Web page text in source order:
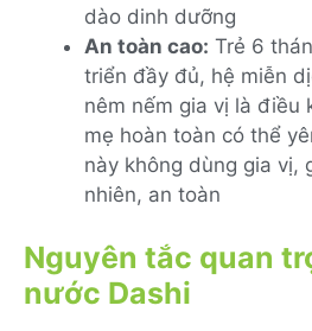
dào dinh dưỡng
An toàn cao: Trẻ 6
triển đầy đủ, hệ miễn
nêm nếm gia vị là điều
mẹ hoàn toàn có thể
này không dùng gia vị,
nhiên, an toàn
Nguyên tắc quan
nước Dashi